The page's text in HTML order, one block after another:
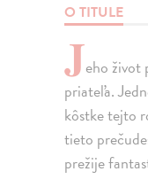
O TITULE
Jeho život
priateľa.
kôstke tejto
tieto
prežije